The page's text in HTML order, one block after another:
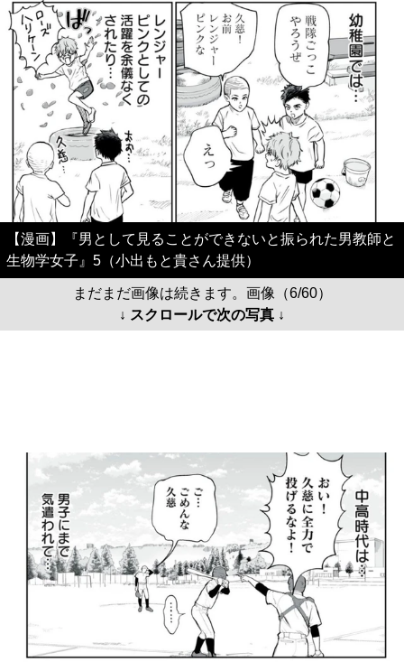
【漫画】『男として見ることができないと振られた男教師と
生物学女子』5（小出もと貴さん提供）
まだまだ画像は続きます。画像（6/60）
↓ スクロールで次の写真 ↓